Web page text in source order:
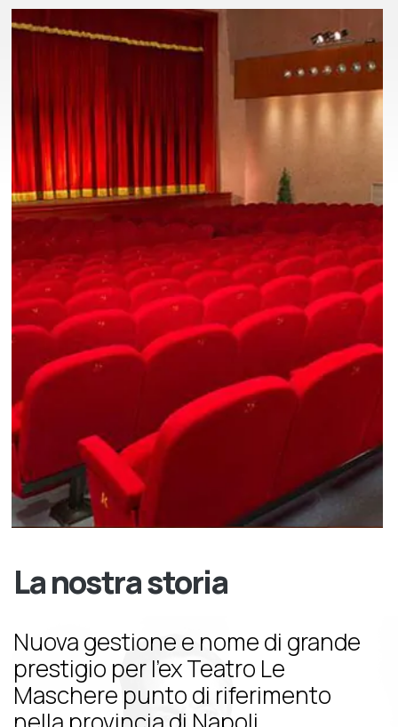
La nostra storia
Nuova gestione e nome di grande
prestigio per l’ex Teatro Le
Maschere punto di riferimento